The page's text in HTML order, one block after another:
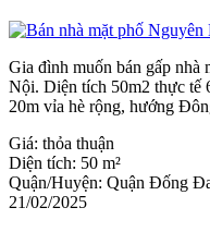
Gia đình muốn bán gấp
Nội. Diện tích 50m2 thực tế
20m vỉa hè rộng, hướng
Giá: thỏa thuận
Diện tích: 50 m²
Quận/Huyện: Quận Đống
21/02/2025